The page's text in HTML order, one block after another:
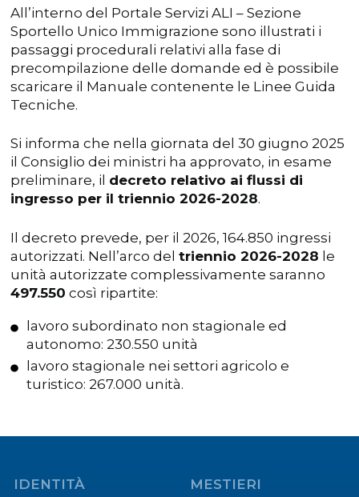
All’interno del Portale Servizi ALI – Sezione
Sportello Unico Immigrazione sono illustrati i
passaggi procedurali relativi alla fase di
precompilazione delle domande ed è possibile
scaricare il Manuale contenente le Linee Guida
Tecniche.
Si informa che nella giornata del 30 giugno 2025
il Consiglio dei ministri ha approvato, in esame
preliminare, il decreto relativo ai flussi di
ingresso per il triennio 2026-2028.
Il decreto prevede, per il 2026, 164.850 ingressi
autorizzati. Nell’arco del triennio 2026-2028 le
unità autorizzate complessivamente saranno
497.550 così ripartite:
lavoro subordinato non stagionale ed
autonomo: 230.550 unità
lavoro stagionale nei settori agricolo e
turistico: 267.000 unità.
IDENTITÀ MESTIERI